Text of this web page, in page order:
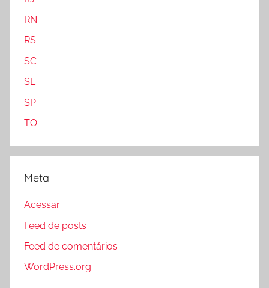
RN
RS
SC
SE
SP
TO
Meta
Acessar
Feed de posts
Feed de comentários
WordPress.org